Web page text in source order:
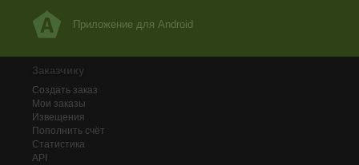
Приложение для Android
Заказчику
Создать заказ
Мои заказы
Извещения
Пополнить счёт
Статистика
API